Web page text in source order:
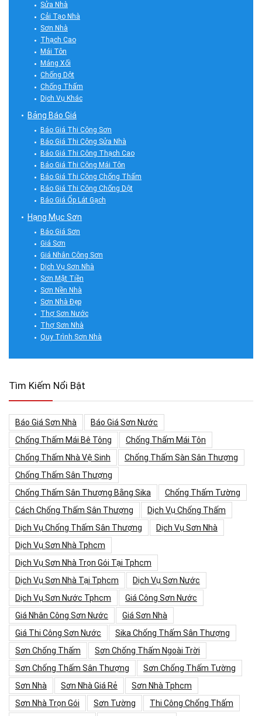
Sửa Nhà
Cải Tạo Nhà
Sơn Nhà
Thạch Cao
Mái Tôn
Máng Xối
Chống Dột
Chống Thấm
Dịch Vụ Khác
Bảng Báo Giá
Báo Giá Thi Công Sơn
Báo Giá Thi Công Sửa Nhà
Báo Giá Thi Công Thạch Cao
Báo Giá Thi Công Mái Tôn
Báo Giá Thi Công Chống Thấm
Báo Giá Thi Công Chống Dột
Báo Giá Ốp Lát Gạch
Hạng Mục Sơn
Báo Giá Sơn
Giá Sơn
Giá Nhân Công Sơn
Dịch Vụ Sơn Nhà
Sơn Mặt Tiền
Sơn Nền Nhà
Sơn Nhà Đẹp
Thợ Sơn Nước
Thợ Sơn Nhà
Quy Trình Sơn Nhà
Tìm Kiếm Nổi Bật
Báo Giá Sơn Nhà
Báo Giá Sơn Nước
Chống Thấm Mái Bê Tông
Chống Thấm Mái Tôn
Chống Thấm Nhà Vệ Sinh
Chống Thấm Sàn Sân Thượng
Chống Thấm Sân Thượng
Chống Thấm Sân Thượng Bằng Sika
Chống Thấm Tường
Cách Chống Thấm Sân Thượng
Dịch Vụ Chống Thấm
Dịch Vụ Chống Thấm Sân Thượng
Dịch Vụ Sơn Nhà
Dịch Vụ Sơn Nhà Tphcm
Dịch Vụ Sơn Nhà Trọn Gói Tại Tphcm
Dịch Vụ Sơn Nhà Tại Tphcm
Dịch Vụ Sơn Nước
Dịch Vụ Sơn Nước Tphcm
Giá Công Sơn Nước
Giá Nhân Công Sơn Nước
Giá Sơn Nhà
Giá Thi Công Sơn Nước
Sika Chống Thấm Sân Thượng
Sơn Chống Thấm
Sơn Chống Thấm Ngoài Trời
Sơn Chống Thấm Sân Thượng
Sơn Chống Thấm Tường
Sơn Nhà
Sơn Nhà Giá Rẻ
Sơn Nhà Tphcm
Sơn Nhà Trọn Gói
Sơn Tường Thi Công Chống Thấm